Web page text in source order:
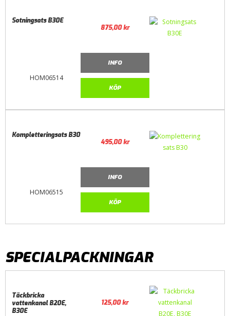
HOM06514
Sotningsats B30E
875,00kr
INFO
KÖP
HOM06515
Kompletteringsats B30
495,00kr
INFO
KÖP
SPECIALPACKNINGAR
Täckbricka
vattenkanal B20E,
B30E
125,00kr